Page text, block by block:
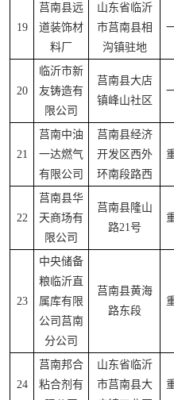
19
莒南县远
道装饰材
料厂
山东省临沂
市莒南县相
沟镇驻地
20
临沂市新
友铸造有
限公司
莒南县大店
镇峰山社区
21
莒南中油
一达燃气
有限公司
莒南县经济
开发区西外
环南段路西
22
莒南县华
天商场有
限公司
莒南县隆山
路21号
23
中央储备
粮临沂直
属库有限
公司莒南
分公司
莒南县黄海
路东段
24
莒南邦合
粘合剂有
山东省临沂
市莒南县大